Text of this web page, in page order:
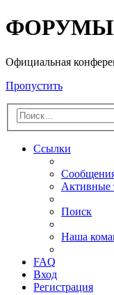
ФОРУМЫ
Официальная
Пропустить
Ссылки
Активные
Поиск
Наша
FAQ
Вход
Регистрация